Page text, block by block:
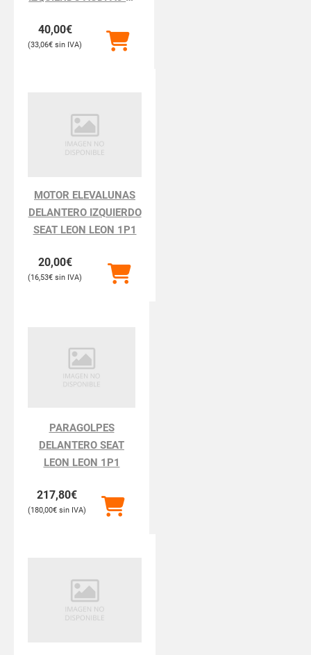
40,00€
33,06€
MOTOR ELEVALUNAS
DELANTERO IZQUIERDO
SEAT LEON LEON 1P1
20,00€
16,53€
PARAGOLPES
DELANTERO SEAT
LEON LEON 1P1
217,80€
180,00€